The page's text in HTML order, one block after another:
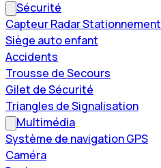
Sécurité
Capteur Radar Stationnement
Siège auto enfant
Accidents
Trousse de Secours
Gilet de Sécurité
Triangles de Signalisation
Multimédia
Système de navigation GPS
Caméra